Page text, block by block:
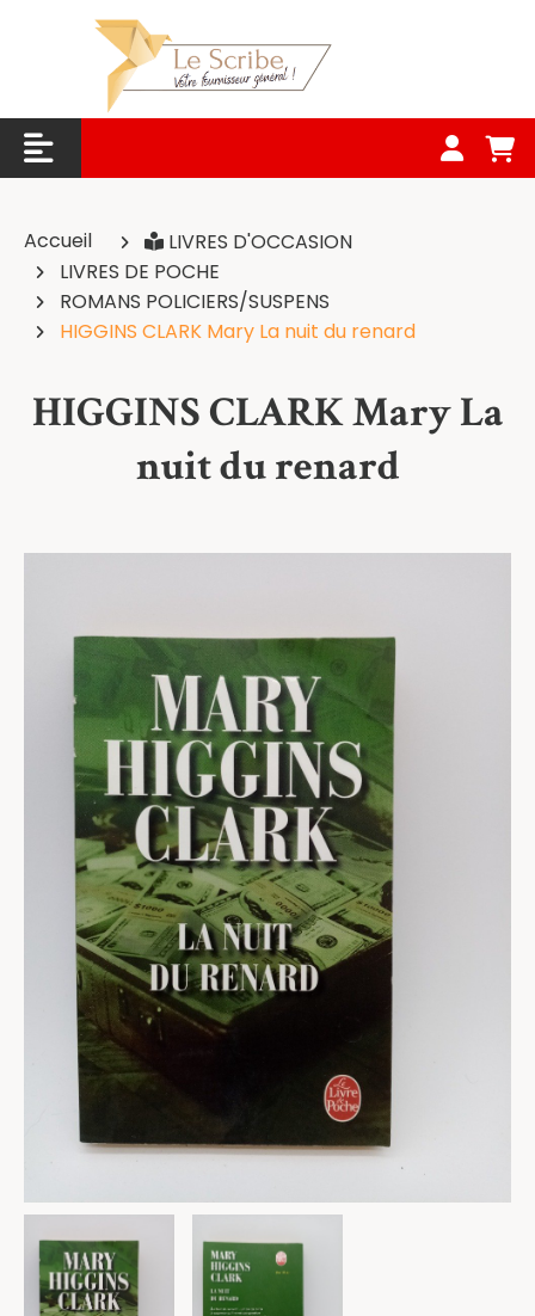
Accueil
LIVRES D'OCCASION
LIVRES DE POCHE
ROMANS POLICIERS/SUSPENS
HIGGINS CLARK Mary La nuit du renard
HIGGINS CLARK Mary La
nuit du renard